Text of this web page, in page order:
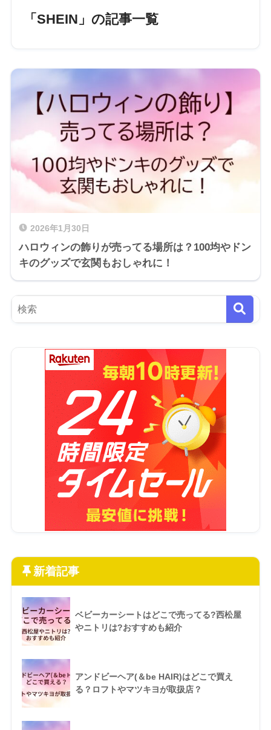
「SHEIN」の記事一覧
2026年1月30日
ハロウィンの飾りが売ってる場所は？100均やドン
キのグッズで玄関もおしゃれに！
新着記事
ベビーカーシートはどこで売ってる?西松屋
やニトリは?おすすめも紹介
アンドビーヘア(＆be HAIR)はどこで買え
る？ロフトやマツキヨが取扱店？